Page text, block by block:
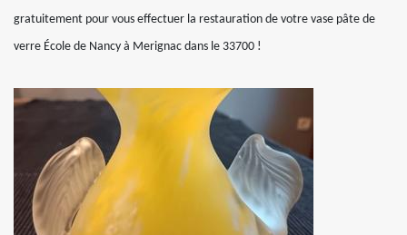
gratuitement pour vous effectuer la restauration de votre vase pâte de
verre École de Nancy à Merignac dans le 33700 !